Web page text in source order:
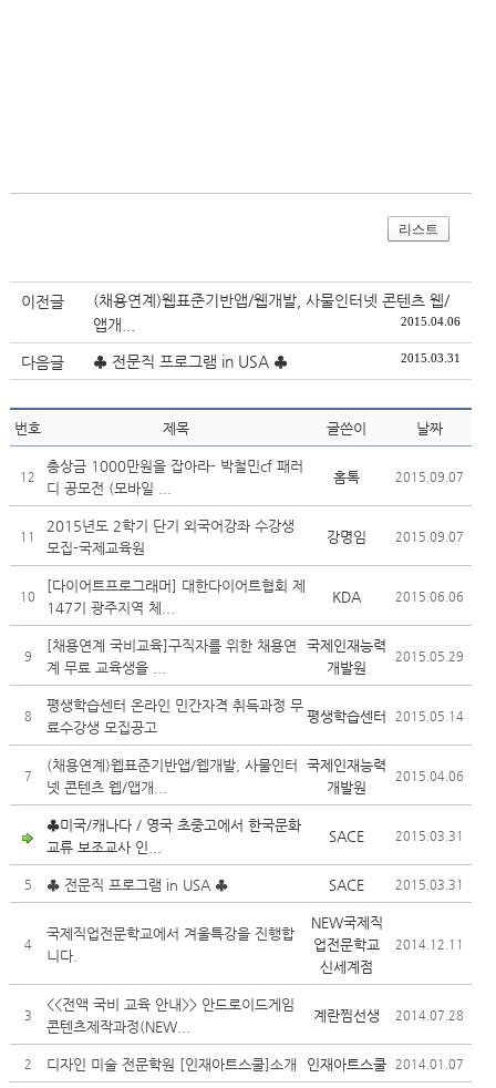
리스트
이전글
(채용연계)웹표준기반앱/웹개발, 사물인터넷 콘텐츠 웹/
앱개...
2015.04.06
다음글 ♣ 전문직 프로그램 in USA ♣ 2015.03.31
번호 제목 글쓴이 날짜
12
총상금 1000만원을 잡아라- 박철민cf 패러
디 공모전 (모바일 ...
홈톡 2015.09.07
11
2015년도 2학기 단기 외국어강좌 수강생
모집-국제교육원
강명임 2015.09.07
10
[다이어트프로그래머] 대한다이어트협회 제
147기 광주지역 체...
KDA 2015.06.06
9
[채용연계 국비교육]구직자를 위한 채용연
계 무료 교육생을 ...
국제인재능력
개발원
2015.05.29
8
평생학습센터 온라인 민간자격 취득과정 무
료수강생 모집공고
평생학습센터 2015.05.14
7
(채용연계)웹표준기반앱/웹개발, 사물인터
넷 콘텐츠 웹/앱개...
국제인재능력
개발원
2015.04.06
♣미국/캐나다 / 영국 초중고에서 한국문화
교류 보조교사 인...
SACE 2015.03.31
5 ♣ 전문직 프로그램 in USA ♣ SACE 2015.03.31
4
국제직업전문학교에서 겨울특강을 진행합
니다.
NEW국제직
업전문학교
신세계점
2014.12.11
3
<<전액 국비 교육 안내>> 안드로이드게임
콘텐츠제작과정(NEW...
계란찜선생 2014.07.28
2 디자인 미술 전문학원 [인재아트스쿨]소개 인재아트스쿨 2014.01.07